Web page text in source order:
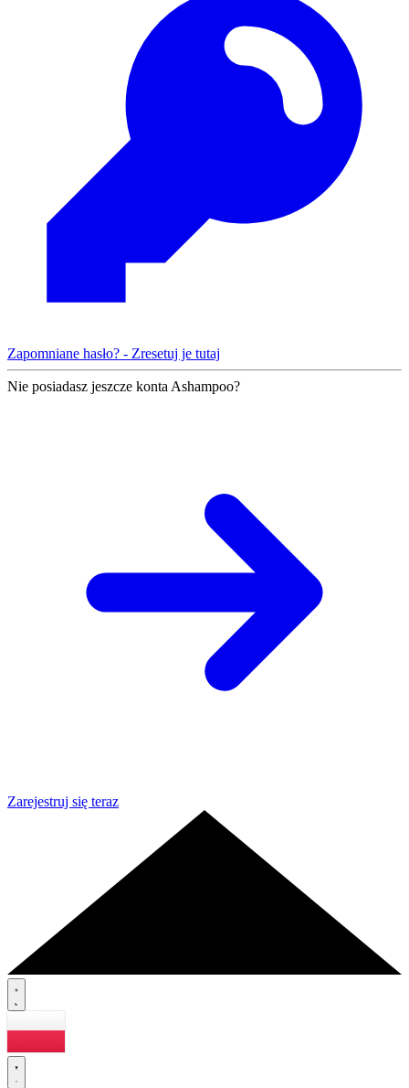
Zapomniane hasło? - Zresetuj je tutaj
Nie posiadasz jeszcze konta Ashampoo?
Zarejestruj się teraz